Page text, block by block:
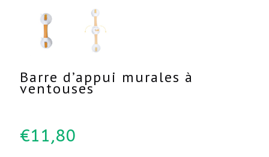
Barre d’appui murales à
ventouses
€11,80